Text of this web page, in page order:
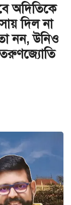
অদিতিকে
দিল না
নন, উনিও
তরুণজ্যোতি